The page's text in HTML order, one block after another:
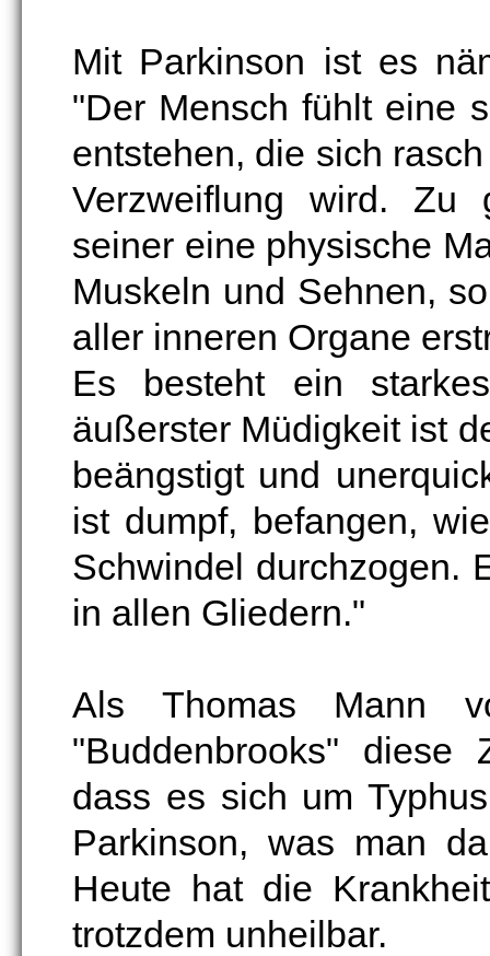
Mit Parkinson ist es
"Der Mensch fühlt eine
entstehen, die sich
Verzweiflung wird. Zu
seiner eine physische
Muskeln und Sehnen,
aller inneren Organe
Es besteht ein
äußerster Müdigkeit ist
beängstigt und
ist dumpf, befangen,
Schwindel durchzogen.
in allen Gliedern."
Als Thomas Mann
"Buddenbrooks"
dass es sich um
Parkinson, was man
Heute hat die
trotzdem unheilbar.